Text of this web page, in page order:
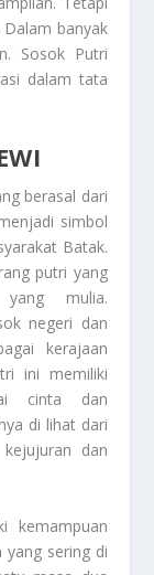
banyak
Sosok Putri
dalam tata
berasal dari
simbol
Batak.
putri yang
mulia.
negeri dan
kerajaan
ini memiliki
cinta dan
di lihat dari
dan
kemampuan
yang sering di